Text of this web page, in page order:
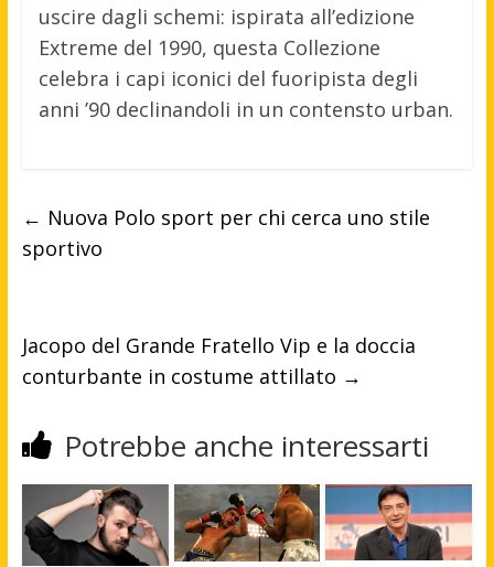
uscire dagli schemi: ispirata all’edizione
Extreme del 1990, questa Collezione
celebra i capi iconici del fuoripista degli
anni ’90 declinandoli in un contensto urban.
← Nuova Polo sport per chi cerca uno stile
sportivo
Jacopo del Grande Fratello Vip e la doccia
conturbante in costume attillato →
Potrebbe anche interessarti